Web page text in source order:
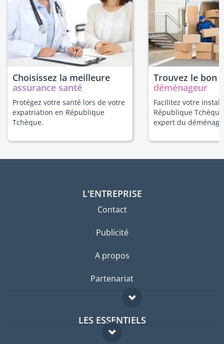
Choisissez la meilleure
assurance santé
Protégez votre santé lors de votre
expatriation en République
Tchèque.
Trouvez le bon
déménageur
Facilitez votre
République
expert du
L'ENTREPRISE
Contact
Publicité
A propos
Partenariat
LES ESSENTIELS
Forum expatriés